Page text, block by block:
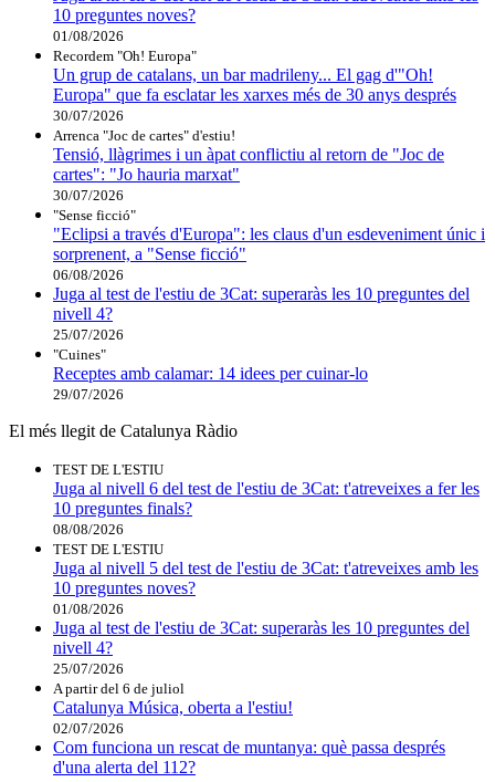
10 preguntes noves?
01/08/2026
Recordem "Oh! Europa"
Un grup de catalans, un bar madrileny... El gag d'"Oh!
Europa" que fa esclatar les xarxes més de 30 anys després
30/07/2026
Arrenca "Joc de cartes" d'estiu!
Tensió, llàgrimes i un àpat conflictiu al retorn de "Joc de
cartes": "Jo hauria marxat"
30/07/2026
"Sense ficció"
"Eclipsi a través d'Europa": les claus d'un esdeveniment únic i
sorprenent, a "Sense ficció"
06/08/2026
Juga al test de l'estiu de 3Cat: superaràs les 10 preguntes del
nivell 4?
25/07/2026
"Cuines"
Receptes amb calamar: 14 idees per cuinar-lo
29/07/2026
El més llegit de Catalunya Ràdio
TEST DE L'ESTIU
Juga al nivell 6 del test de l'estiu de 3Cat: t'atreveixes a fer les
10 preguntes finals?
08/08/2026
TEST DE L'ESTIU
Juga al nivell 5 del test de l'estiu de 3Cat: t'atreveixes amb les
10 preguntes noves?
01/08/2026
Juga al test de l'estiu de 3Cat: superaràs les 10 preguntes del
nivell 4?
25/07/2026
A partir del 6 de juliol
Catalunya Música, oberta a l'estiu!
02/07/2026
Com funciona un rescat de muntanya: què passa després
d'una alerta del 112?